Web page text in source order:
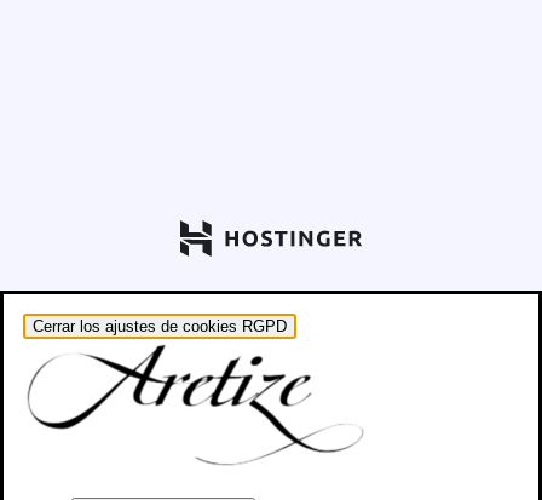
Cerrar los ajustes de cookies RGPD